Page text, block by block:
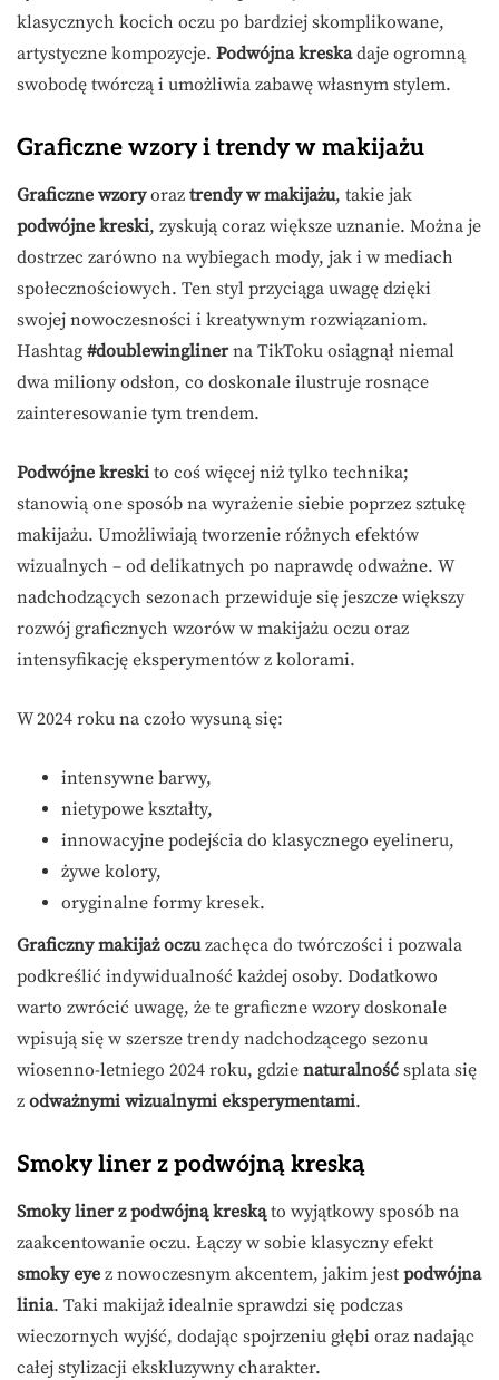
klasycznych kocich oczu po bardziej skomplikowane,
artystyczne kompozycje. Podwójna kreskadaje ogromną
swobodę twórczą i umożliwia zabawę własnym stylem.
Graficzne wzory i trendy w makijażu
Graficzne wzoryoraz trendy w makijażu, takie jak
podwójne kreski, zyskują coraz większe uznanie. Można je
dostrzec zarówno na wybiegach mody, jak i w mediach
społecznościowych. Ten styl przyciąga uwagę dzięki
swojej nowoczesności i kreatywnym rozwiązaniom.
Hashtag #doublewinglinerna TikToku osiągnął niemal
dwa miliony odsłon, co doskonale ilustruje rosnące
zainteresowanie tym trendem.
Podwójne kreski to coś więcej niż tylko technika;
stanowią one sposób na wyrażenie siebie poprzez sztukę
makijażu. Umożliwiają tworzenie różnych efektów
wizualnych – od delikatnych po naprawdę odważne. W
nadchodzących sezonach przewiduje się jeszcze większy
rozwój graficznych wzorów w makijażu oczu oraz
intensyfikację eksperymentów z kolorami.
W 2024 roku na czoło wysuną się:
intensywne barwy,
nietypowe kształty,
innowacyjne podejścia do klasycznego eyelineru,
żywe kolory,
oryginalne formy kresek.
Graficzny makijaż oczuzachęca do twórczości i pozwala
podkreślić indywidualność każdej osoby. Dodatkowo
warto zwrócić uwagę, że te graficzne wzory doskonale
wpisują się w szersze trendy nadchodzącego sezonu
wiosenno-letniego 2024 roku, gdzie naturalność splata się
z odważnymi wizualnymi eksperymentami.
Smoky liner z podwójną kreską
Smoky liner z podwójną kreskąto wyjątkowy sposób na
zaakcentowanie oczu. Łączy w sobie klasyczny efekt
smoky eye z nowoczesnym akcentem, jakim jest podwójna
linia. Taki makijaż idealnie sprawdzi się podczas
wieczornych wyjść, dodając spojrzeniu głębi oraz nadając
całej stylizacji ekskluzywny charakter.